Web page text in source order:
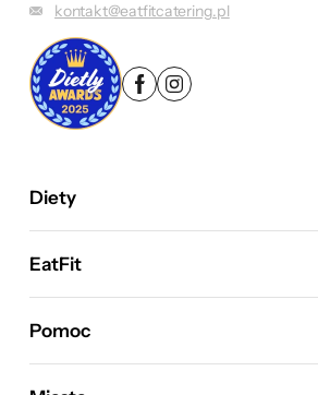
kontakt@eatfitcatering.pl
Diety
EatFit
Pomoc